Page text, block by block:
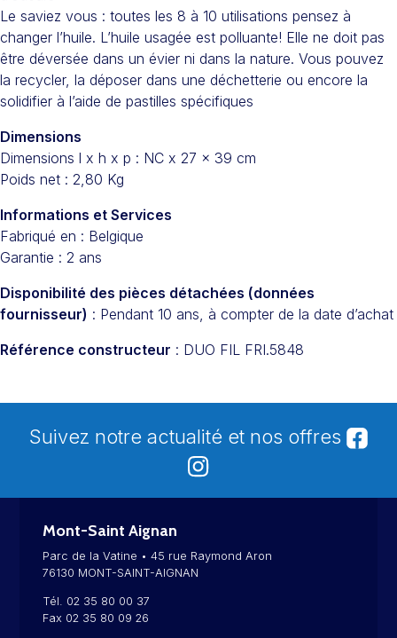
Le saviez vous : toutes les 8 à 10 utilisations pensez à
changer l’huile. L’huile usagée est polluante! Elle ne doit pas
être déversée dans un évier ni dans la nature. Vous pouvez
la recycler, la déposer dans une déchetterie ou encore la
solidifier à l’aide de pastilles spécifiques
Dimensions
Dimensions l x h x p : NC x 27 x 39 cm
Poids net : 2,80 Kg
Informations et Services
Fabriqué en : Belgique
Garantie : 2 ans
Disponibilité des pièces détachées (données
fournisseur) : Pendant 10 ans, à compter de la date d’achat
Référence constructeur : DUO FIL FRI.5848
Suivez notre actualité et nos offres
Mont-Saint Aignan
Parc de la Vatine • 45 rue Raymond Aron
76130 MONT-SAINT-AIGNAN
Tél. 02 35 80 00 37
Fax 02 35 80 09 26